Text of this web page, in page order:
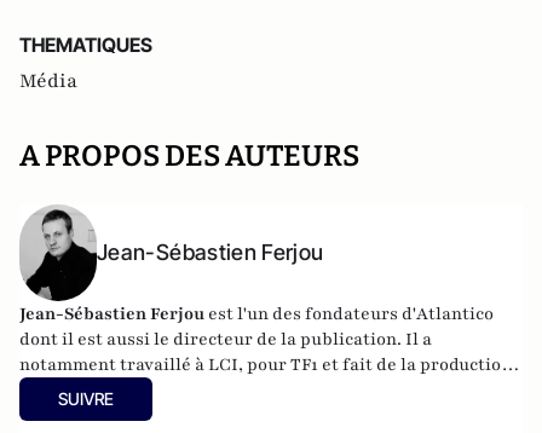
THEMATIQUES
Média
A PROPOS DES AUTEURS
Jean-Sébastien Ferjou
Jean-Sébastien Ferjou est l'un des fondateurs d'Atlantico
dont il est aussi le directeur de la publication. Il a
notamment travaillé à LCI, pour TF1 et fait de la production
télévisuelle.
SUIVRE